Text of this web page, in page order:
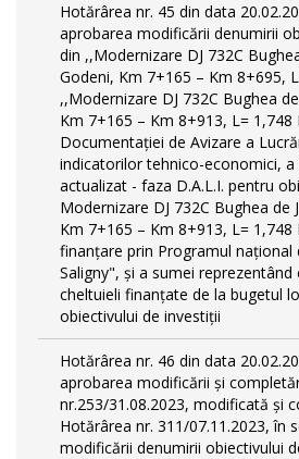
Hotărârea nr. 45 din data
aprobarea modificării denumirii
din ,,Modernizare DJ 732C
Godeni, Km 7+165 – Km 8+695,
,,Modernizare DJ 732C Bughea
Km 7+165 – Km 8+913, L= 1,748
Documentației de Avizare a
indicatorilor tehnico-economici, a
actualizat - faza D.A.L.I. pentru
Modernizare DJ 732C Bughea de
Km 7+165 – Km 8+913, L=
finanțare prin Programul național
Saligny", și a sumei reprezentând
cheltuieli finanțate de la bugetul
obiectivului de investiții
Hotărârea nr. 46 din data
aprobarea modificării şi
nr.253/31.08.2023, modificată și
Hotărârea nr. 311/07.11.2023, în
modificării denumirii obiectivului